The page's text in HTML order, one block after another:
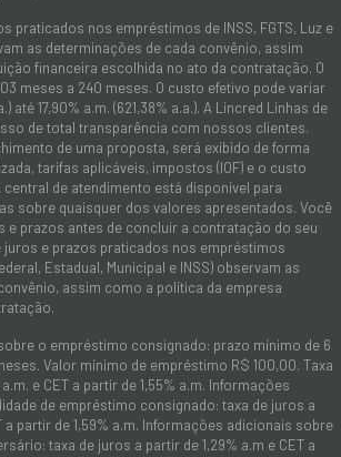
praticados nos empréstimos de INSS, FGTS, Luz e
as determinações de cada convênio, assim
financeira escolhida no ato da contratação. O
meses a 240 meses. O custo efetivo pode variar
até 17,90% a.m. (621,38% a.a.). A Lincred Linhas de
de total transparência com nossos clientes.
de uma proposta, será exibido de forma
tarifas aplicáveis, impostos (IOF) e o custo
central de atendimento está disponível para
sobre quaisquer dos valores apresentados. Você
e prazos antes de concluir a contratação do seu
juros e prazos praticados nos empréstimos
Estadual, Municipal e INSS) observam as
assim como a política da empresa
o empréstimo consignado: prazo mínimo de 6
Valor mínimo de empréstimo R$ 100,00. Taxa
e CET a partir de 1,55% a.m. Informações
de empréstimo consignado: taxa de juros a
a partir de 1,59% a.m. Informações adicionais sobre
taxa de juros a partir de 1,29% a.m e CET a